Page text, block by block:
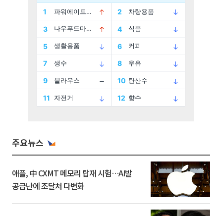
주요뉴스
애플, 中 CXMT 메모리 탑재 시험…AI발
공급난에 조달처 다변화